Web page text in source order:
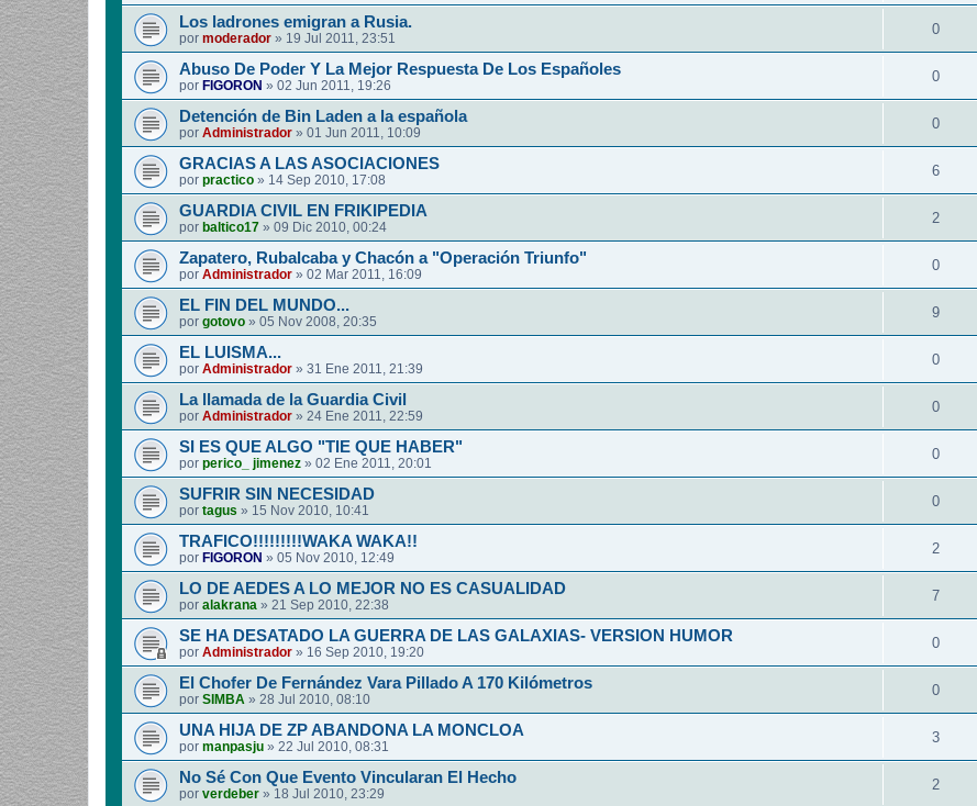
Los ladrones emigran a Rusia.
por moderador » 19 Jul 2011, 23:51
0
Abuso De Poder Y La Mejor Respuesta De Los Españoles
por FIGORON » 02 Jun 2011, 19:26
0
Detención de Bin Laden a la española
por Administrador » 01 Jun 2011, 10:09
0
GRACIAS A LAS ASOCIACIONES
por practico » 14 Sep 2010, 17:08
6
GUARDIA CIVIL EN FRIKIPEDIA
por baltico17 » 09 Dic 2010, 00:24
2
Zapatero, Rubalcaba y Chacón a "Operación Triunfo"
por Administrador » 02 Mar 2011, 16:09
0
EL FIN DEL MUNDO...
por gotovo » 05 Nov 2008, 20:35
9
EL LUISMA...
por Administrador » 31 Ene 2011, 21:39
0
La llamada de la Guardia Civil
por Administrador » 24 Ene 2011, 22:59
0
SI ES QUE ALGO "TIE QUE HABER"
por perico_ jimenez » 02 Ene 2011, 20:01
0
SUFRIR SIN NECESIDAD
por tagus » 15 Nov 2010, 10:41
0
TRAFICO!!!!!!!!!WAKA WAKA!!
por FIGORON » 05 Nov 2010, 12:49
2
LO DE AEDES A LO MEJOR NO ES CASUALIDAD
por alakrana » 21 Sep 2010, 22:38
7
SE HA DESATADO LA GUERRA DE LAS GALAXIAS- VERSION HUMOR
por Administrador » 16 Sep 2010, 19:20
0
El Chofer De Fernández Vara Pillado A 170 Kilómetros
por SIMBA » 28 Jul 2010, 08:10
0
UNA HIJA DE ZP ABANDONA LA MONCLOA
por manpasju » 22 Jul 2010, 08:31
3
No Sé Con Que Evento Vincularan El Hecho
por verdeber » 18 Jul 2010, 23:29
2